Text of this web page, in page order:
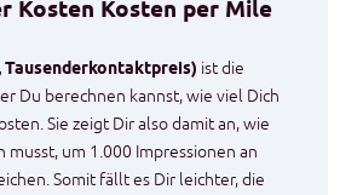
Kosten Kosten per Mile
Tausenderkontaktpreis) ist die
Du berechnen kannst, wie viel Dich
Sie zeigt Dir also damit an, wie
musst, um 1.000 Impressionen an
Somit fällt es Dir leichter, die